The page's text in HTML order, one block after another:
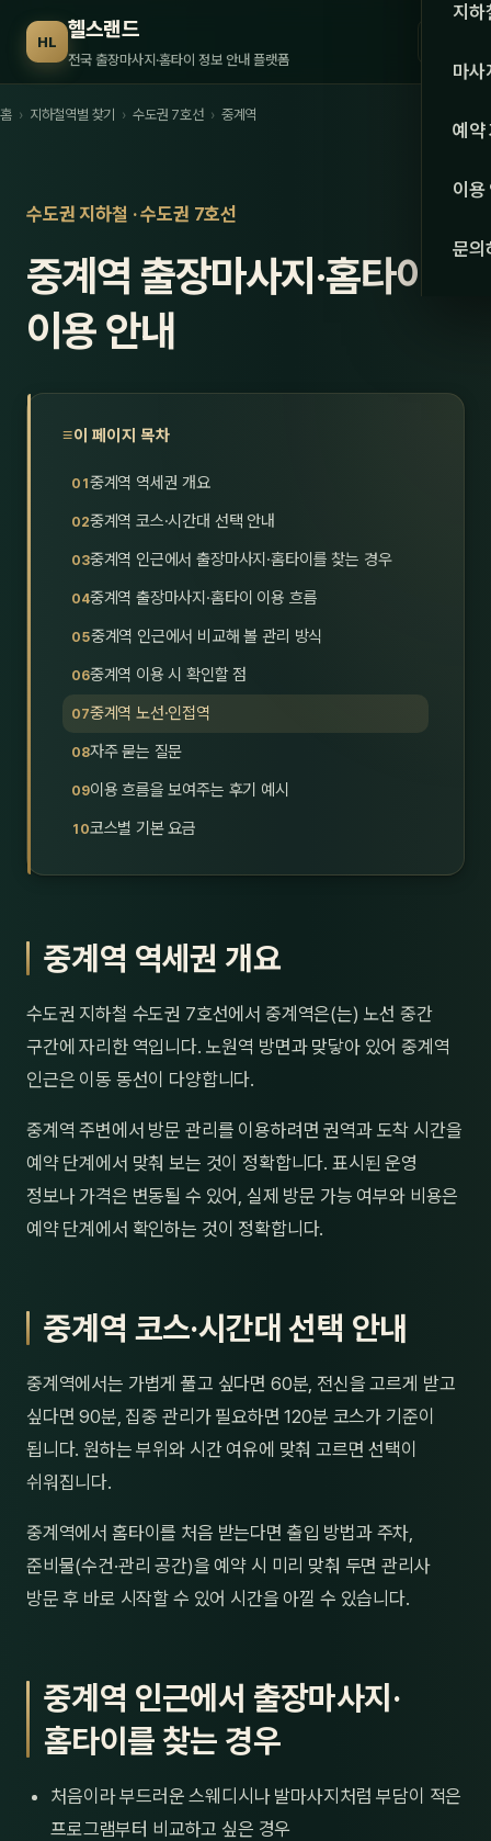
HL 헬스랜드
전국 출장마사지·홈타이 정보 안내 플랫폼 서울
강원·
강원
충북
울산
지하
마사
관리
스
24
예약
이용
문의
홈 › 지하철역별 찾기 › 수도권 7호선 › 중계역
수도권 지하철 · 수도권 7호선
중계역 출장마사지·홈타이
이용 안내
이 페이지 목차
중계역 역세권 개요
중계역 코스·시간대 선택 안내
중계역 인근에서 출장마사지·홈타이를 찾는 경우
중계역 출장마사지·홈타이 이용 흐름
중계역 인근에서 비교해 볼 관리 방식
중계역 이용 시 확인할 점
중계역 노선·인접역
자주 묻는 질문
이용 흐름을 보여주는 후기 예시
코스별 기본 요금
중계역 역세권 개요
수도권 지하철 수도권 7호선에서 중계역은(는) 노선 중간
구간에 자리한 역입니다. 노원역 방면과 맞닿아 있어 중계역
인근은 이동 동선이 다양합니다.
중계역 주변에서 방문 관리를 이용하려면 권역과 도착 시간을
예약 단계에서 맞춰 보는 것이 정확합니다. 표시된 운영
정보나 가격은 변동될 수 있어, 실제 방문 가능 여부와 비용은
예약 단계에서 확인하는 것이 정확합니다.
중계역 코스·시간대 선택 안내
중계역에서는 가볍게 풀고 싶다면 60분, 전신을 고르게 받고
싶다면 90분, 집중 관리가 필요하면 120분 코스가 기준이
됩니다. 원하는 부위와 시간 여유에 맞춰 고르면 선택이
쉬워집니다.
중계역에서 홈타이를 처음 받는다면 출입 방법과 주차,
준비물(수건·관리 공간)을 예약 시 미리 맞춰 두면 관리사
방문 후 바로 시작할 수 있어 시간을 아낄 수 있습니다.
중계역 인근에서 출장마사지·
홈타이를 찾는 경우
처음이라 부드러운 스웨디시나 발마사지처럼 부담이 적은
프로그램부터 비교하고 싶은 경우